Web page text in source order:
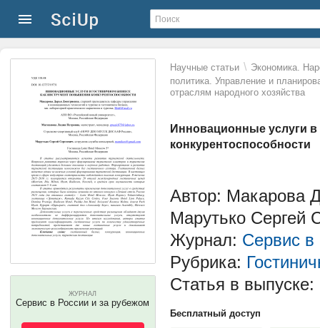
Научные статьи \ Экономика.
политика. Управление и
отраслям народного хозяйства
Инновационные услуги
конкурентоспособности
ЖУРНАЛ
Сервис в России и за рубежом
Автор: Макарова
Марутько Сергей
Журнал: Сервис в
Рубрика:
Статья в выпуске:
Бесплатный доступ